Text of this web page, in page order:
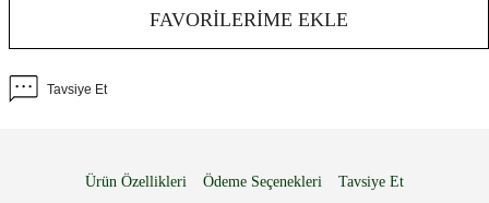
FAVORILERIME EKLE
Tavsiye Et
Ürün Özellikleri Ödeme Seçenekleri Tavsiye Et